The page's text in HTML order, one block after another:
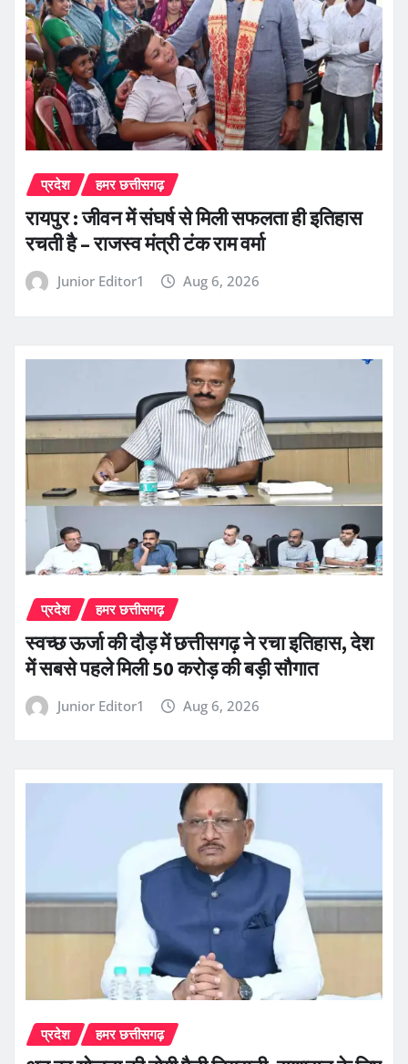
प्रदेश हमर छत्तीसगढ़
रायपुर : जीवन में संघर्ष से मिली सफलता ही इतिहास
रचती है – राजस्व मंत्री टंक राम वर्मा
Junior Editor1 Aug 6, 2026
प्रदेश हमर छत्तीसगढ़
स्वच्छ ऊर्जा की दौड़ में छत्तीसगढ़ ने रचा इतिहास, देश
में सबसे पहले मिली 50 करोड़ की बड़ी सौगात
Junior Editor1 Aug 6, 2026
प्रदेश हमर छत्तीसगढ़